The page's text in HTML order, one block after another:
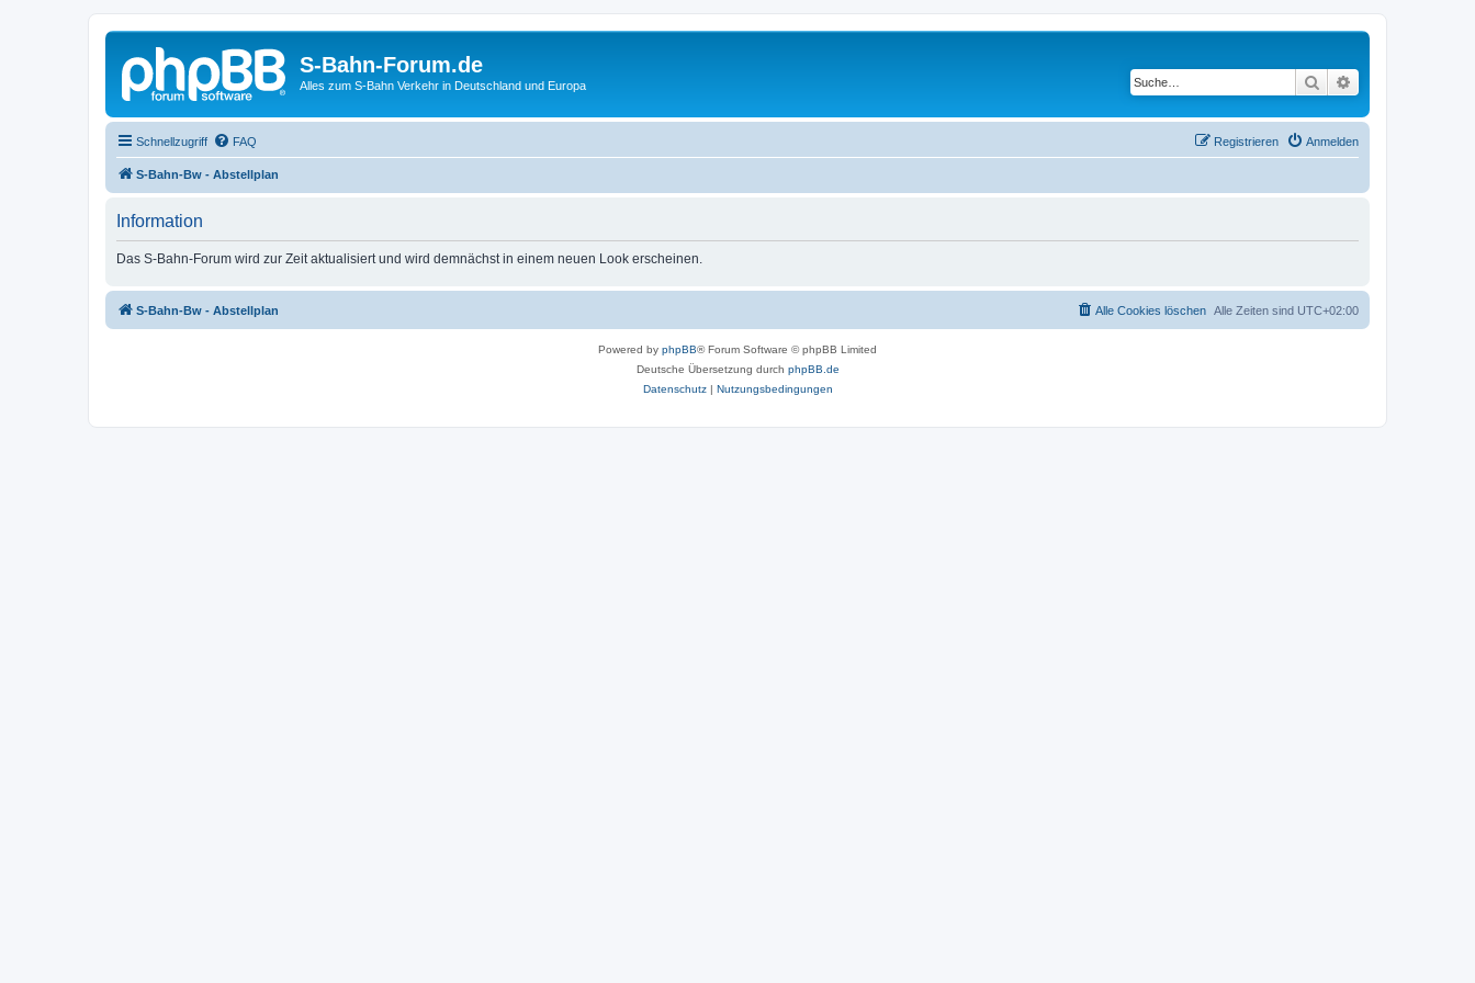
S-Bahn-Forum.de
Alles zum S-Bahn Verkehr in Deutschland und Europa Suche
Schnellzugriff FAQ Anmelden
Registrieren
S-Bahn-Bw - Abstellplan
Information
Das S-Bahn-Forum wird zur Zeit aktualisiert und wird demnächst in einem neuen Look erscheinen.
S-Bahn-Bw - Abstellplan Alle Zeiten sind UTC+02:00
Alle Cookies löschen
Powered by phpBB® Forum Software © phpBB Limited
Deutsche Übersetzung durch phpBB.de
Datenschutz| Nutzungsbedingungen